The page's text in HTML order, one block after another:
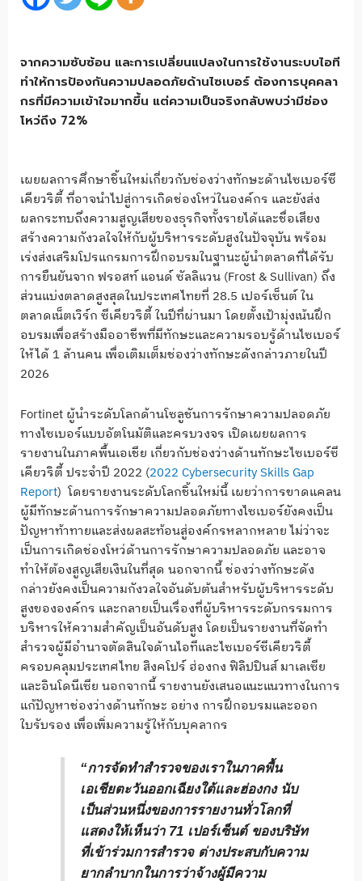
จากความซับซ้อน และการเปลี่ยนแปลงในการใช้งานระบบไอที
ทำให้การป้องกันความปลอดภัยด้านไซเบอร์ ต้องการบุคคลา
กรที่มีความเข้าใจมากขึ้น แต่ความเป็นจริงกลับพบว่ามีช่อง
โหว่ถึง 72%
เผยผลการศึกษาชิ้นใหม่เกี่ยวกับช่องว่างทักษะด้านไซเบอร์ซี
เคียวริตี้ ที่อาจนำไปสู่การเกิดช่องโหว่ในองค์กร และยังส่ง
ผลกระทบถึงความสูญเสียของธุรกิจทั้งรายได้และชื่อเสียง
สร้างความกังวลใจให้กับผู้บริหารระดับสูงในปัจจุบัน พร้อม
เร่งส่งเสริมโปรแกรมการฝึกอบรมในฐานะผู้นำตลาดที่ได้รับ
การยืนยันจาก ฟรอสท์ แอนด์ ซัลลิแวน (Frost & Sullivan) ถึง
ส่วนแบ่งตลาดสูงสุดในประเทศไทยที่ 28.5 เปอร์เซ็นต์ ใน
ตลาดเน็ตเวิร์ก ซีเคียวริตี้ ในปีที่ผ่านมา โดยตั้งเป้ามุ่งเน้นฝึก
อบรมเพื่อสร้างมืออาชีพที่มีทักษะและความรอบรู้ด้านไซเบอร์
ให้ได้ 1 ล้านคน เพื่อเติมเต็มช่องว่างทักษะดังกล่าวภายในปี
2026
Fortinet ผู้นำระดับโลกด้านโซลูชันการรักษาความปลอดภัย
ทางไซเบอร์แบบอัตโนมัติและครบวงจร เปิดเผยผลการ
รายงานในภาคพื้นเอเชีย เกี่ยวกับช่องว่างด้านทักษะไซเบอร์ซี
เคียวริตี้ ประจำปี 2022 (2022 Cybersecurity Skills Gap
Report) โดยรายงานระดับโลกชิ้นใหม่นี้ เผยว่าการขาดแคลน
ผู้มีทักษะด้านการรักษาความปลอดภัยทางไซเบอร์ยังคงเป็น
ปัญหาท้าทายและส่งผลสะท้อนสู่องค์กรหลากหลาย ไม่ว่าจะ
เป็นการเกิดช่องโหว่ด้านการรักษาความปลอดภัย และอาจ
ทำให้ต้องสูญเสียเงินในที่สุด นอกจากนี้ ช่องว่างทักษะดัง
กล่าวยังคงเป็นความกังวลใจอันดับต้นสำหรับผู้บริหารระดับ
สูงขององค์กร และกลายเป็นเรื่องที่ผู้บริหารระดับกรรมการ
บริหารให้ความสำคัญเป็นอันดับสูง โดยเป็นรายงานที่จัดทำ
สำรวจผู้มีอำนาจตัดสินใจด้านไอทีและไซเบอร์ซีเคียวริตี้
ครอบคลุมประเทศไทย สิงคโปร์ ฮ่องกง ฟิลิปปินส์ มาเลเซีย
และอินโดนีเซีย นอกจากนี้ รายงานยังเสนอแนะแนวทางในการ
แก้ปัญหาช่องว่างด้านทักษะ อย่าง การฝึกอบรมและออก
ใบรับรอง เพื่อเพิ่มความรู้ให้กับบุคลากร
“การจัดทำสำรวจของเราในภาคพื้น
เอเชียตะวันออกเฉียงใต้และฮ่องกง นับ
เป็นส่วนหนึ่งของการรายงานทั่วโลกที่
แสดงให้เห็นว่า 71 เปอร์เซ็นต์ ของบริษัท
ที่เข้าร่วมการสำรวจ ต่างประสบกับความ
ยากลำบากในการว่าจ้างผู้มีความ